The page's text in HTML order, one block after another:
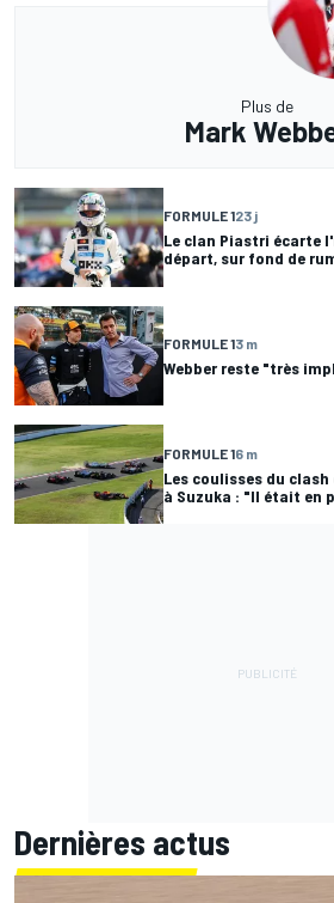
Plus de
Mark
FORMULE 123 j
Le clan Piastri écarte
départ, sur fond de
FORMULE 13 m
Webber reste "très
FORMULE 16 m
Les coulisses du clash
à Suzuka : "Il était en
Dernières actus